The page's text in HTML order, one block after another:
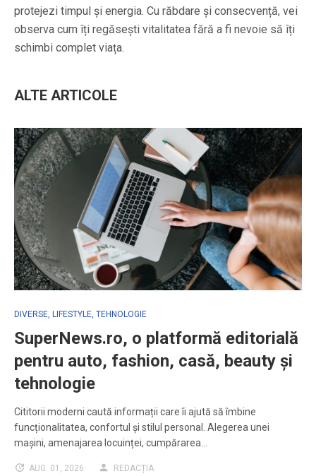
protejezi timpul și energia. Cu răbdare și consecvență, vei
observa cum îți regăsești vitalitatea fără a fi nevoie să îți
schimbi complet viața.
ALTE ARTICOLE
DIVERSE LIFESTYLE TEHNOLOGIE
SuperNews.ro, o platformă editorială
pentru auto, fashion, casă, beauty și
tehnologie
Cititorii moderni caută informații care îi ajută să îmbine
funcționalitatea, confortul și stilul personal. Alegerea unei
mașini, amenajarea locuinței, cumpărarea…
AUG. 01, 2026 REDACȚIA